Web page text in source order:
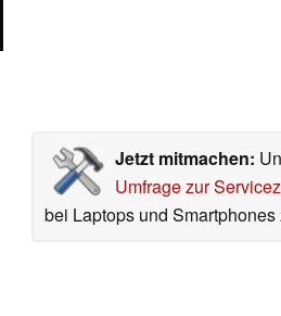
Jetzt mitmachen:
Umfrage zur
bei Laptops und Smartphones